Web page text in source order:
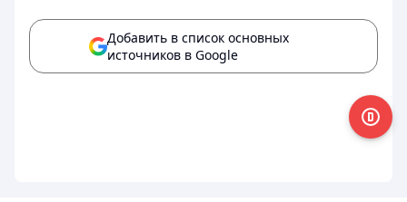
Добавить в список основных
источников в Google